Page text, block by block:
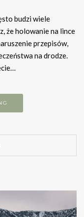
budzi wiele
że holowanie na lince
przepisów,
na drodze.